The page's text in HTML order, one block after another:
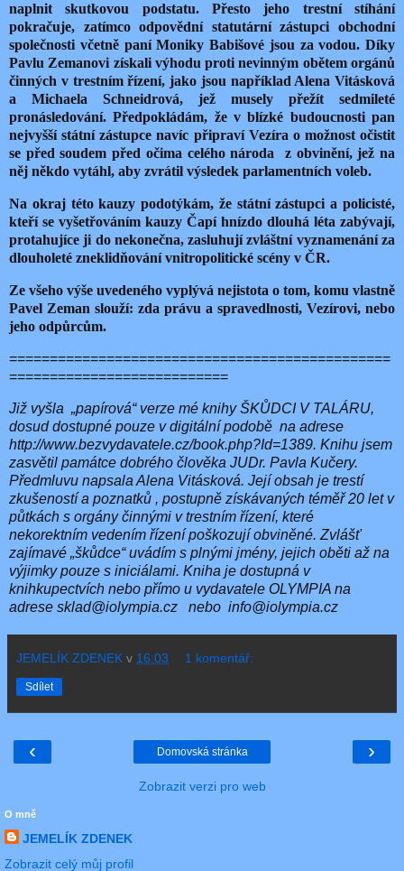
naplnit skutkovou podstatu. Přesto jeho trestní stíhání
pokračuje, zatímco odpovědní statutární zástupci obchodní
společnosti včetně paní Moniky Babišové jsou za vodou. Díky
Pavlu Zemanovi získali výhodu proti nevinným obětem orgánů
činných v trestním řízení, jako jsou například Alena Vitásková
a Michaela Schneidrová, jež musely přežít sedmileté
pronásledování. Předpokládám, že v blízké budoucnosti pan
nejvyšší státní zástupce navíc připraví Vezíra o možnost očistit
se před soudem před očima celého národa
z obvinění, jež na
něj někdo vytáhl, aby zvrátil výsledek parlamentních voleb.
Na okraj této kauzy podotýkám, že státní zástupci a policisté,
kteří se vyšetřováním kauzy Čapí hnízdo dlouhá léta zabývají,
protahujíce ji do nekonečna, zasluhují zvláštní vyznamenání za
dlouholeté zneklidňování vnitropolitické scény v ČR.
Ze všeho výše uvedeného vyplývá nejistota o tom, komu vlastně
Pavel Zeman slouží: zda právu a spravedlnosti, Vezírovi, nebo
jeho odpůrcům.
===============================================
===========================
Již vyšla „papírová“ verze mé knihy ŠKŮDCI V TALÁRU,
dosud dostupné pouze v digitální podobě na adrese
http://www.bezvydavatele.cz/book.php?Id=1389. Knihu jsem
zasvětil památce dobrého člověka JUDr. Pavla Kučery.
Předmluvu napsala Alena Vitásková. Její obsah je trestí
zkušeností a poznatků , postupně získávaných téměř 20 let v
půtkách s orgány činnými v trestním řízení, které
nekorektním vedením řízení poškozují obviněné. Zvlášť
zajímavé „škůdce“ uvádím s plnými jmény, jejich oběti až na
výjimky pouze s iniciálami. Kniha je dostupná v
knihkupectvích nebo přímo u vydavatele OLYMPIA na
adrese sklad@iolympia.cz
nebo info@iolympia.cz
JEMELÍK ZDENEK v 16:03 1 komentář:
Sdílet
‹ ›
Domovská stránka
Zobrazit verzi pro web
O mně
JEMELÍK ZDENEK
Zobrazit celý můj profil